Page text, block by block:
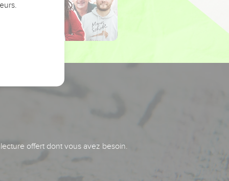
offert dont vous avez besoin.